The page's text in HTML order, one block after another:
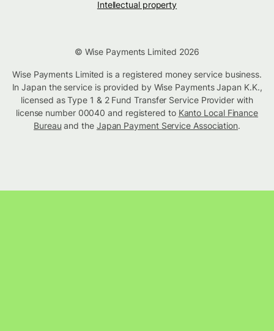
Intellectual property
© Wise Payments Limited 2026
Wise Payments Limited is a registered money service business.
In Japan the service is provided by Wise Payments Japan K.K.,
licensed as Type 1 & 2 Fund Transfer Service Provider with
license number 00040 and registered to Kanto Local Finance
Bureau and the Japan Payment Service Association.